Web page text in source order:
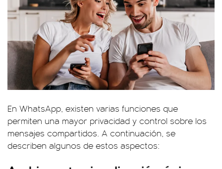
En WhatsApp, existen varias funciones que
permiten una mayor privacidad y control sobre los
mensajes compartidos. A continuación, se
describen algunos de estos aspectos: